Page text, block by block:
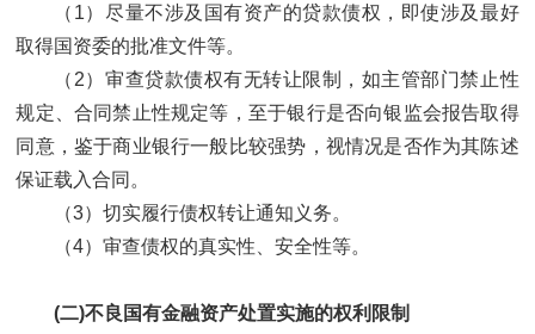
（1）尽量不涉及国有资产的贷款债权，即使涉及最好
取得国资委的批准文件等。
（2）审查贷款债权有无转让限制，如主管部门禁止性
规定、合同禁止性规定等，至于银行是否向银监会报告取得
同意，鉴于商业银行一般比较强势，视情况是否作为其陈述
保证载入合同。
（3）切实履行债权转让通知义务。
（4）审查债权的真实性、安全性等。
(二)不良国有金融资产处置实施的权利限制